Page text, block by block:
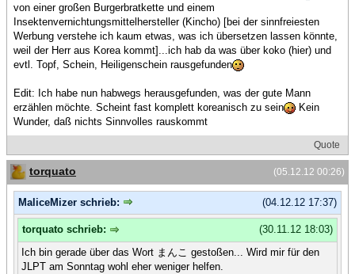
von einer großen Burgerbratkette und einem
Insektenvernichtungsmittelhersteller (Kincho) [bei der sinnfreiesten
Werbung verstehe ich kaum etwas, was ich übersetzen lassen könnte,
weil der Herr aus Korea kommt]...ich hab da was über koko (hier) und
evtl. Topf, Schein, Heiligenschein rausgefunden
Edit: Ich habe nun habwegs herausgefunden, was der gute Mann
erzählen möchte. Scheint fast komplett koreanisch zu sein
Kein
Wunder, daß nichts Sinnvolles rauskommt
Quote
(05.12.12 00:26)
torquato
(04.12.12 17:37)
MaliceMizer schrieb:
(30.11.12 18:03)
torquato schrieb:
Ich bin gerade über das Wort まんこ gestoßen... Wird mir für den
JLPT am Sonntag wohl eher weniger helfen.